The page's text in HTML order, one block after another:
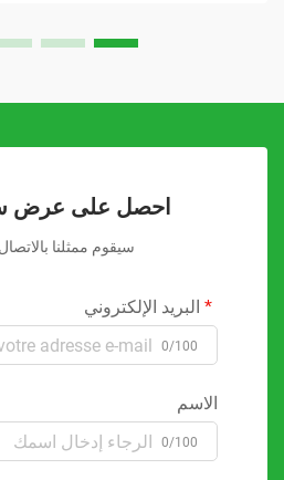
احصل على عرض
سيقوم ممثلنا
البريد الإلكتروني
0/100
الاسم
0/100